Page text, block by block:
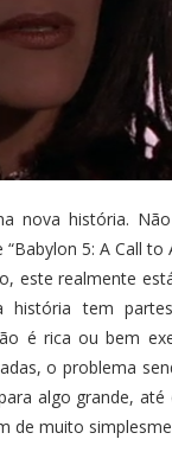
nova história.
5: A Call
este realmente
tem
é rica ou bem
o problema
algo grande,
de muito